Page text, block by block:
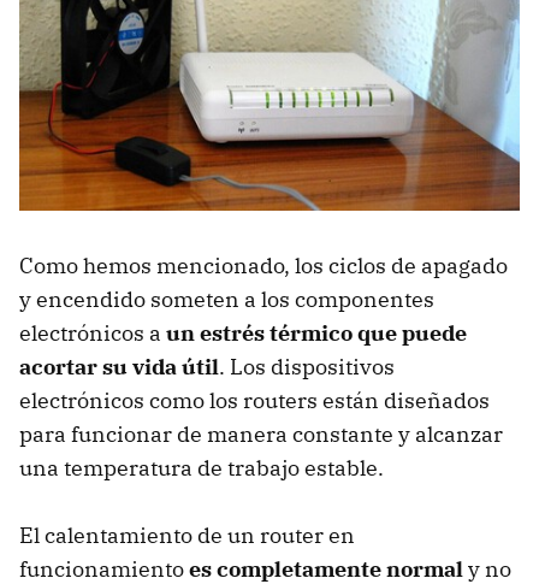
Como hemos mencionado, los ciclos de apagado
y encendido someten a los componentes
electrónicos a un estrés térmico que puede
acortar su vida útil. Los dispositivos
electrónicos como los routers están diseñados
para funcionar de manera constante y alcanzar
una temperatura de trabajo estable.
El calentamiento de un router en
funcionamientoes completamente normaly no